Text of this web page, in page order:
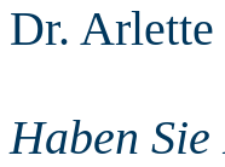
Dr.
Haben